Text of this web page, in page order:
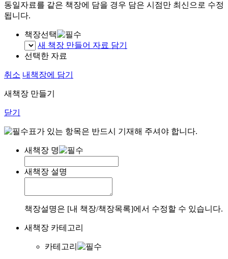
동일자료를 같은 책장에 담을 경우 담은 시점만 최신으로 수정
됩니다.
책장선택
새 책장 만들어 자료 담기
선택한 자료
취소 내책장에 담기
새책장 만들기
닫기
표가 있는 항목은 반드시 기재해 주셔야 합니다.
새책장 명
새책장 설명
책장설명은 [내 책장/책장목록]에서 수정할 수 있습니다.
새책장 카테고리
카테고리